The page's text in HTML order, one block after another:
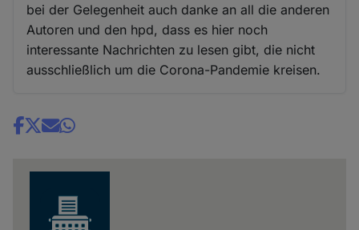
bei der Gelegenheit auch danke an all die anderen
Autoren und den hpd, dass es hier noch
interessante Nachrichten zu lesen gibt, die nicht
ausschließlich um die Corona-Pandemie kreisen.
Share